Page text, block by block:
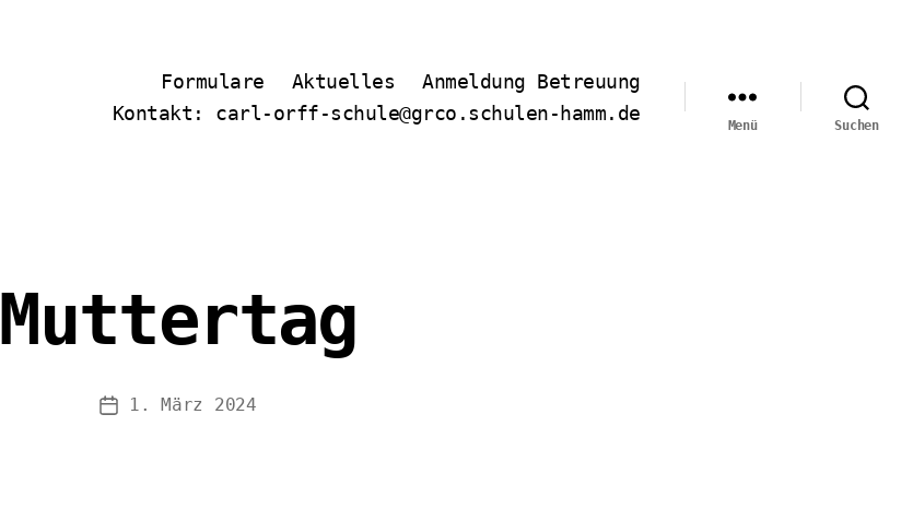
Formulare Aktuelles
Anmeldung Betreuung
Kontakt: carl-orff-schule@grco.schulen-hamm.de
Menü Suchen
Muttertag
Veröffentlichungsdatum
1. März 2024